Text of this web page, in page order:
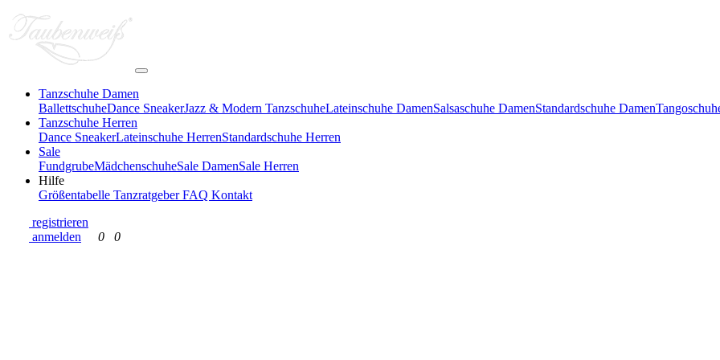
Tanzschuhe Damen
BallettschuheDance SneakerJazz & Modern TanzschuheLateinschuhe DamenSalsaschuhe DamenStandardschuhe Damen
Tanzschuhe Herren
Dance SneakerLateinschuhe HerrenStandardschuhe Herren
Sale
FundgrubeMädchenschuheSale DamenSale Herren
Hilfe
Größentabelle TanzratgeberFAQ Kontakt
registrieren
anmelden
0 0